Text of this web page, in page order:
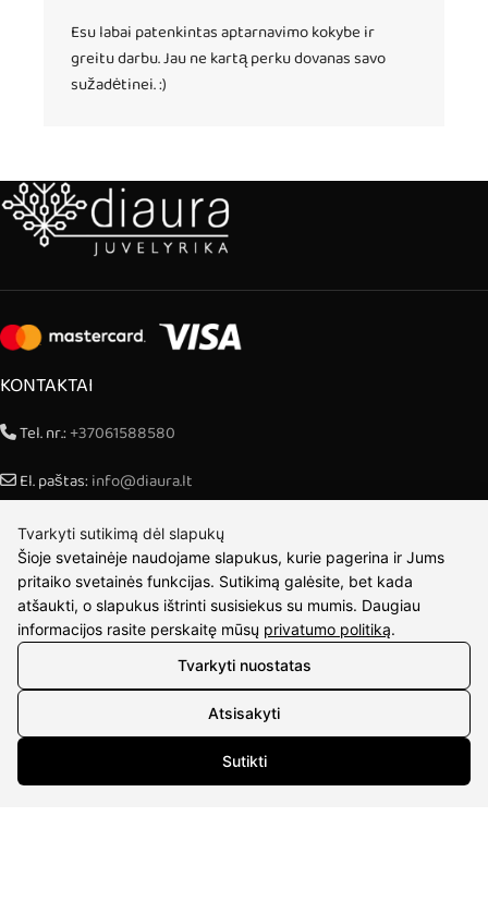
Esu labai patenkintas aptarnavimo kokybe ir
greitu darbu. Jau ne kartą perku dovanas savo
sužadėtinei. :)
KONTAKTAI
Tel. nr.:+37061588580
El. paštas:info@diaura.lt
M.K.Čiurlionio g. 50
P/C Aidas “Diaura” Druskininkai
REKVIZITAI
UAB Eidvina
Įm.kodas 304176340
Tvarkyti sutikimą dėl slapukų
Šioje svetainėje naudojame slapukus, kurie pagerina ir Jums
pritaiko svetainės funkcijas. Sutikimą galėsite, bet kada
atšaukti, o slapukus ištrinti susisiekus su mumis. Daugiau
informacijos rasite perskaitę mūsų privatumo politiką.
Tvarkyti nuostatas
Atsisakyti
Sutikti